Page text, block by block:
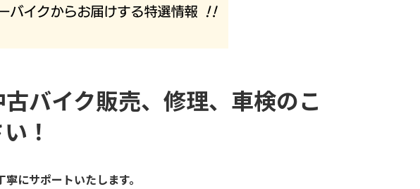
バイク販売、修理、車検のこ
！
にサポートいたします。